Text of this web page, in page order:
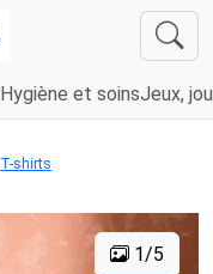
Hygiène et soinsJeux,
T-shirts
1/5